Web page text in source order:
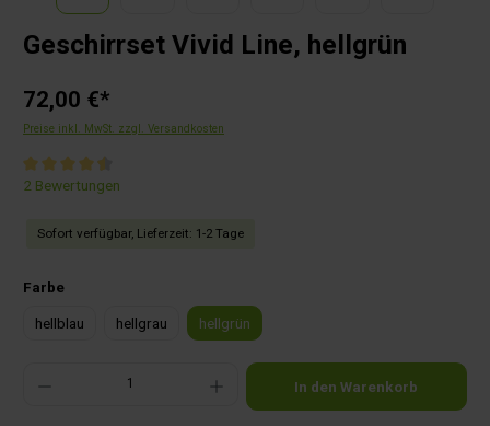
Geschirrset Vivid Line, hellgrün
72,00 €*
Preise inkl. MwSt. zzgl. Versandkosten
Durchschnittliche Bewertung von 4.5 von 5 Sternen
2 Bewertungen
Sofort verfügbar, Lieferzeit: 1-2 Tage
Farbeauswählen
hellblau hellgrau hellgrün
Produkt Anzahl: Gib den gewünschten Wert ein oder benutze die Schaltflächen um die
In den Warenkorb